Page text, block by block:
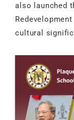
also launched
cultural